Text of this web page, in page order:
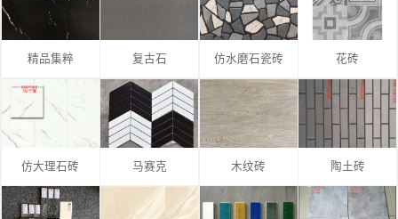
精品集粹 复古石 仿水磨石瓷砖 花砖
仿大理石砖 马赛克 木纹砖 陶土砖